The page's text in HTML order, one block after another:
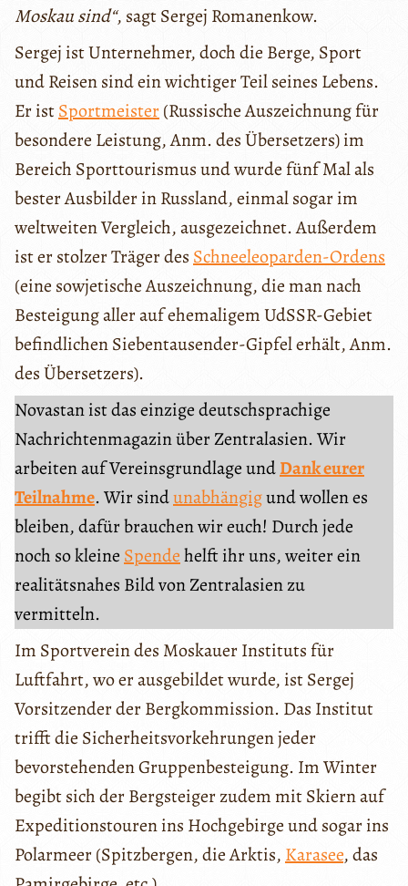
Moskau sind“, sagt Sergej Romanenkow.
Sergej ist Unternehmer, doch die Berge, Sport
und Reisen sind ein wichtiger Teil seines Lebens.
Er istSportmeister(Russische Auszeichnung für
besondere Leistung, Anm. des Übersetzers) im
Bereich Sporttourismus und wurde fünf Mal als
bester Ausbilder in Russland, einmal sogar im
weltweiten Vergleich, ausgezeichnet. Außerdem
ist er stolzer Träger des Schneeleoparden-Ordens
(eine sowjetische Auszeichnung, die man nach
Besteigung aller auf ehemaligem UdSSR-Gebiet
befindlichen Siebentausender-Gipfel erhält, Anm.
des Übersetzers).
Novastan ist das einzige deutschsprachige
Nachrichtenmagazin über Zentralasien. Wir
arbeiten auf Vereinsgrundlage undDank eurer
Teilnahme. Wir sindunabhängigund wollen es
bleiben, dafür brauchen wir euch! Durch jede
noch so kleine Spendehelft ihr uns, weiter ein
realitätsnahes Bild von Zentralasien zu
vermitteln.
Im Sportverein des Moskauer Instituts für
Luftfahrt, wo er ausgebildet wurde, ist Sergej
Vorsitzender der Bergkommission. Das Institut
trifft die Sicherheitsvorkehrungen jeder
bevorstehenden Gruppenbesteigung. Im Winter
begibt sich der Bergsteiger zudem mit Skiern auf
Expeditionstouren ins Hochgebirge und sogar ins
Polarmeer (Spitzbergen, die Arktis, Karasee, das